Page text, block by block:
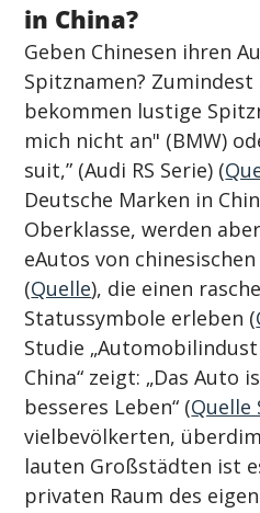
in China?
Geben Chinesen ihren
Spitznamen?
bekommen lustige
mich nicht an" (BMW)
suit,” (Audi RS Serie) (
Deutsche Marken in
Oberklasse, werden
eAutos von
(Quelle), die einen
Statussymbole erleben (
Studie
China“ zeigt: „Das Auto
besseres Leben“ (Quelle
vielbevölkerten,
lauten Großstädten ist
privaten Raum des